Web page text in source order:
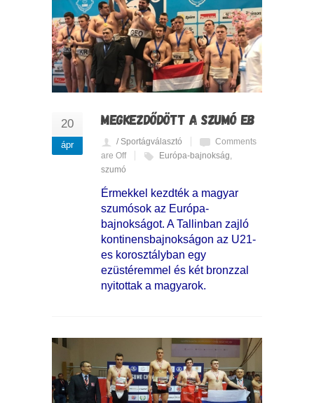
20
ápr
MEGKEZDŐDÖTT A SZUMÓ EB
/ Sportágválasztó
Comments
are Off
Európa-bajnokság,
szumó
Érmekkel kezdték a magyar
szumósok az Európa-
bajnokságot. A Tallinban zajló
kontinensbajnokságon az U21-
es korosztályban egy
ezüstéremmel és két bronzzal
nyitottak a magyarok.